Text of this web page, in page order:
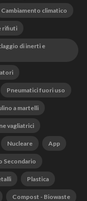
Cambiamento climatico
rifiuti
di inerti e
Pneumatici fuori uso
a martelli
vagliatrici
Nucleare App
Secondario
Plastica
Compost - Biowaste